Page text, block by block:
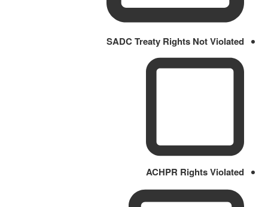
SADC Treaty Rights Not Violated
ACHPR Rights Violated